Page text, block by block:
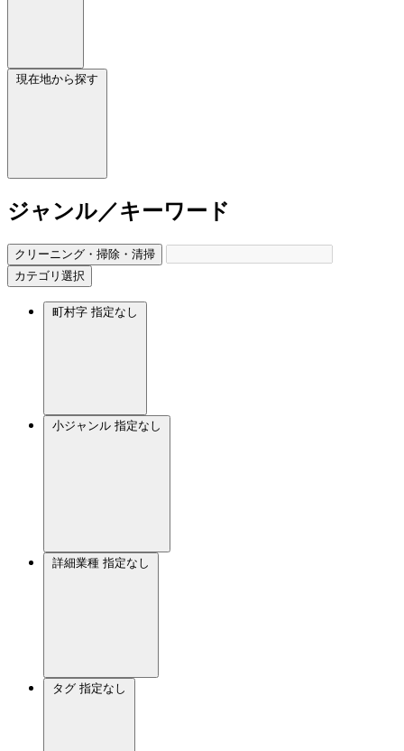
現在地から探す
ジャンル／キーワード
クリーニング・掃除・清掃
カテゴリ選択
町村字 指定なし
小ジャンル 指定なし
詳細業種 指定なし
タグ 指定なし